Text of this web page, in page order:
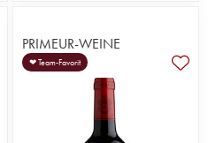
PRIMEUR-WEINE
❤ Team-Favorit